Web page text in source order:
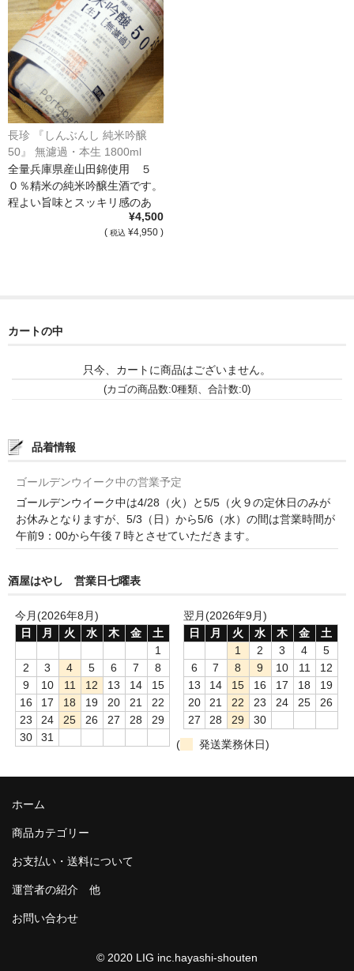
France Bourgogone/ﾌﾗﾝｽ･ﾌﾞﾙｺﾞｰﾆｭ
Pattes Loup（ﾊﾟｯﾄ・ﾙｰ）
Marcel Lapierre（ﾏﾙｾﾙ・ﾗﾋﾟｴｰﾙ）
Philippe Jambon（ﾌｨﾘｯﾌﾟ･ｼﾞｬﾝﾎﾞﾝ）
Roblet Monnot（ﾛﾌﾞﾚ･ﾓﾉ）
France Cotes du Rhone /ﾌﾗﾝｽ･ｺｰﾄ･ﾃﾞｭ･ﾛｰﾇ
Les Vignerons d’Estezargues（ｴｽﾃｻﾞﾙｸﾞ協同組合）
Castelmaure（ｶｽtｨﾓｰﾙ協同組合）
France Loire/ﾌﾗﾝｽ・ﾛﾜｰﾙ
Italia/ｲｱﾀﾘｱ
Abruzzo/ｱﾌﾞﾙｯﾂｫ州
Fabulas（ﾌｧﾋﾞｭﾗｽ）
Broc Cellars（ﾌﾞﾛｯｸ・ｾﾗｰｽﾞ）
和-リキュール
たまり
キッコウトミ
長珍 『しんぶんし 純米吟醸
50』 無濾過・本生 1800ml
全量兵庫県産山田錦使用 ５
０％精米の純米吟醸生酒です。
程よい旨味とスッキリ感のあ
¥4,500
( 税込 ¥4,950 )
カートの中
只今、カートに商品はございません。
(カゴの商品数:0種類、合計数:0)
品着情報
ゴールデンウイーク中の営業予定
ゴールデンウイーク中は4/28（火）と5/5（火９の定休日のみが
お休みとなりますが、5/3（日）から5/6（水）の間は営業時間が
午前9：00から午後７時とさせていただきます。
酒屋はやし 営業日七曜表
今月(2026年8月)
日
月 火 水 木 金
土
1
2
3 4 5 6 7
8
9
10 11 12 13 14
15
16
17 18 19 20 21
22
23
24 25 26 27 28
29
30
31
翌月(2026年9月)
日
月 火 水 木 金
土
1
2 3 4
5
6
7 8 9 10 11
12
13
14 15 16 17 18
19
20
21 22 23 24 25
26
27
28 29
30
(
発送業務休日)
ホーム
商品カテゴリー
お支払い・送料について
運営者の紹介 他
お問い合わせ
© 2020 LIG inc.hayashi-shouten